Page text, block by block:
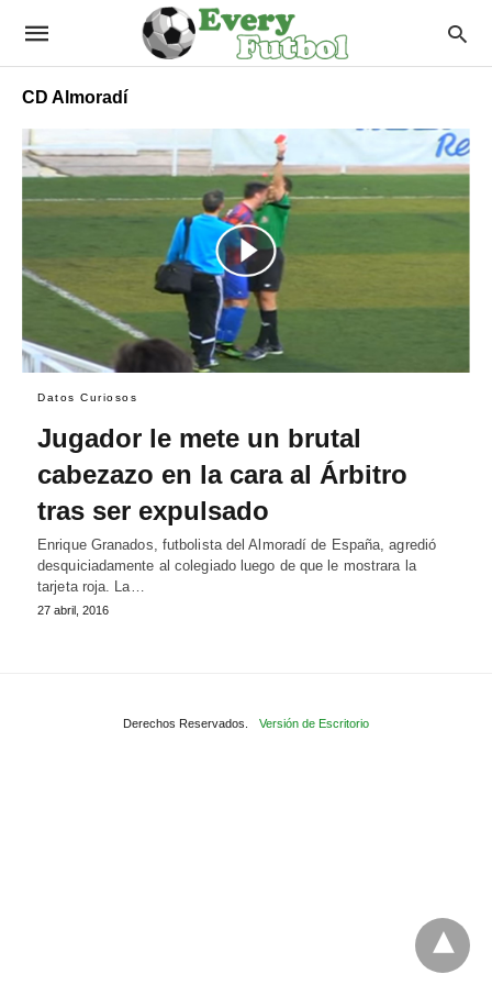
CD Almoradí
Datos Curiosos
Jugador le mete un brutal
cabezazo en la cara al Árbitro
tras ser expulsado
Enrique Granados, futbolista del Almoradí de España, agredió
desquiciadamente al colegiado luego de que le mostrara la
tarjeta roja. La…
27 abril, 2016
Derechos Reservados. Versión de Escritorio